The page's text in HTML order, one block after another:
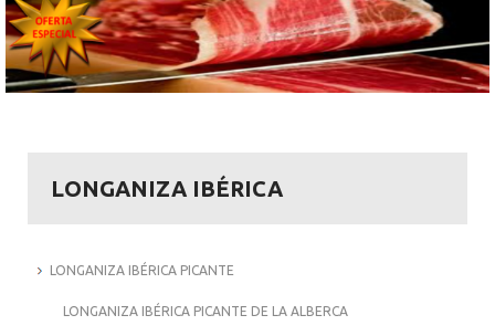
LONGANIZA IBÉRICA
LONGANIZA IBÉRICA PICANTE
LONGANIZA IBÉRICA PICANTE DE LA ALBERCA